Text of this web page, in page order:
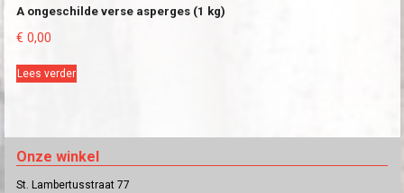
A ongeschilde verse asperges (1 kg)
€ 0,00
Lees verder
Onze winkel
St. Lambertusstraat 77